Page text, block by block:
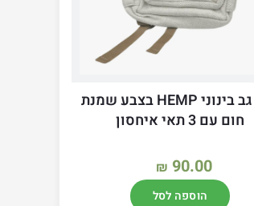
תיק גב בינוני HEMP בצבע שמנת
חום עם 3 תאי איחסון
₪ 90.00
הוספה לסל